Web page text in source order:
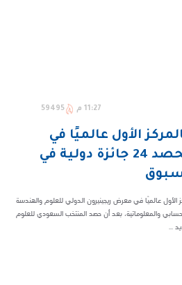
11:27 م 59495
الأول عالميًا في
“آيسف 2026” وتحصد 24 جائزة دولية في
الأول عالميًا في معرض ريجينيرون الدولي للعلوم والهندسة
الحسابي والمعلوماتية، بعد أن حصد المنتخب السعودي للعلوم